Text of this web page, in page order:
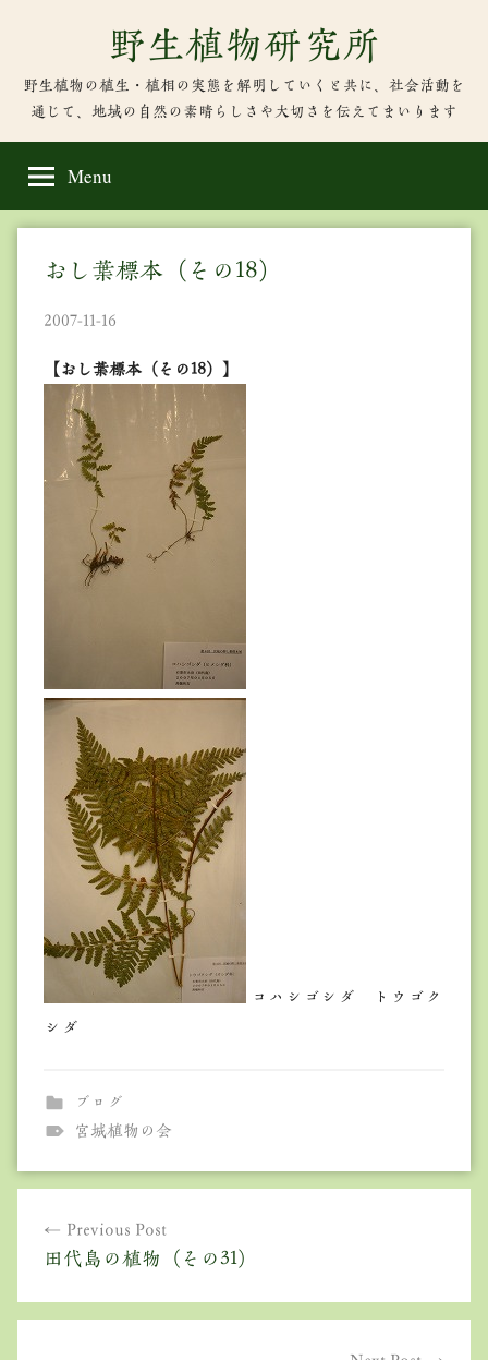
content
野生植物研究所
野生植物の植生・植相の実態を解明していくと共に、社会活動を
通じて、地域の自然の素晴らしさや大切さを伝えてまいります
Menu
おし葉標本（その18）
2007-11-16
【おし葉標本（その18）】
コハシゴシダ トウゴク
シダ
ブログ
宮城植物の会
ビ
Previous Post
田代島の植物（その31）